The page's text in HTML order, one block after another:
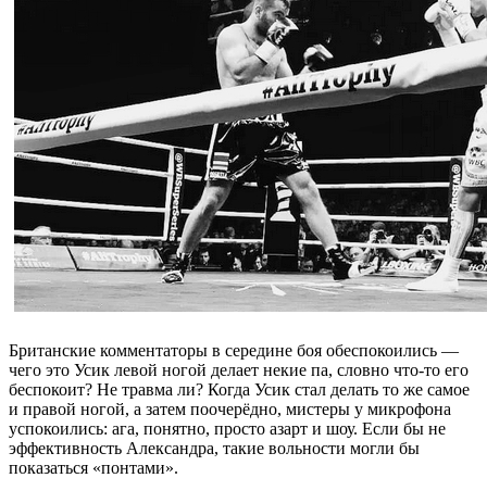
Британские комментаторы в середине боя обеспокоились —
чего это Усик левой ногой делает некие па, словно что-то его
беспокоит? Не травма ли? Когда Усик стал делать то же самое
и правой ногой, а затем поочерёдно, мистеры у микрофона
успокоились: ага, понятно, просто азарт и шоу. Если бы не
эффективность Александра, такие вольности могли бы
показаться «понтами».